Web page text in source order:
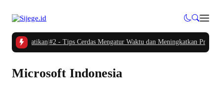
Diperhatikan|#2 - Tips Cerdas Mengatur Waktu dan Meningkatkan
Microsoft Indonesia